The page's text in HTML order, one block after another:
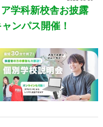
学科新校舎お披露
ンパス開催！